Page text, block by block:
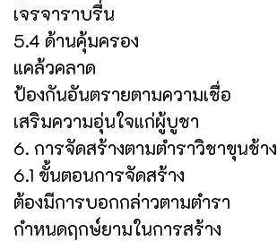
เจรจาราบรื่น
5.4 ด้านคุ้มครอง
แคล้วคลาด
ป้องกันอันตรายตามความเชื่อ
เสริมความอุ่นใจแก่ผู้บูชา
6. การจัดสร้างตามตำราวิชาขุนช้าง
6.1 ขั้นตอนการจัดสร้าง
ต้องมีการบอกกล่าวตามตำรา
กำหนดฤกษ์ยามในการสร้าง